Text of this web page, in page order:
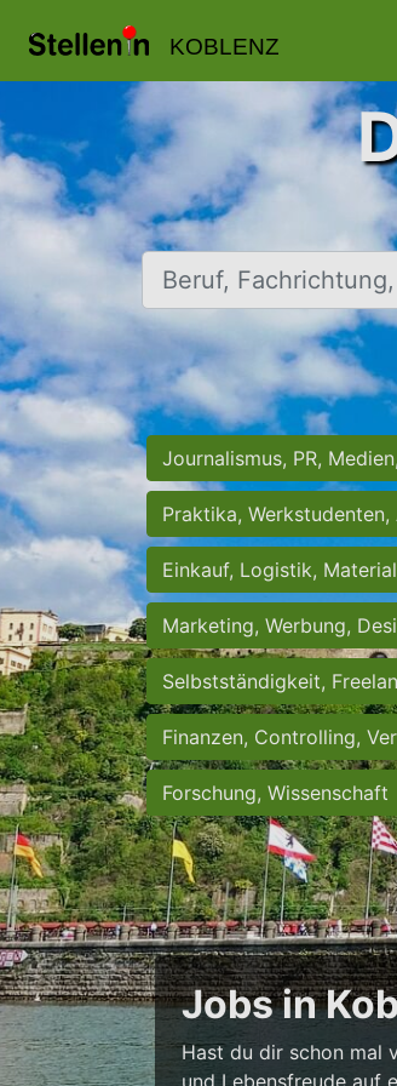
KOBLENZ
Beruf, Fachrichtung, Firma
Journalismus, PR,
Praktika,
Einkauf, Logistik,
Marketing, Werbung,
Selbstständigkeit,
Finanzen, Controlling,
Forschung, Wissenschaft
Jobs in
Hast du dir schon mal